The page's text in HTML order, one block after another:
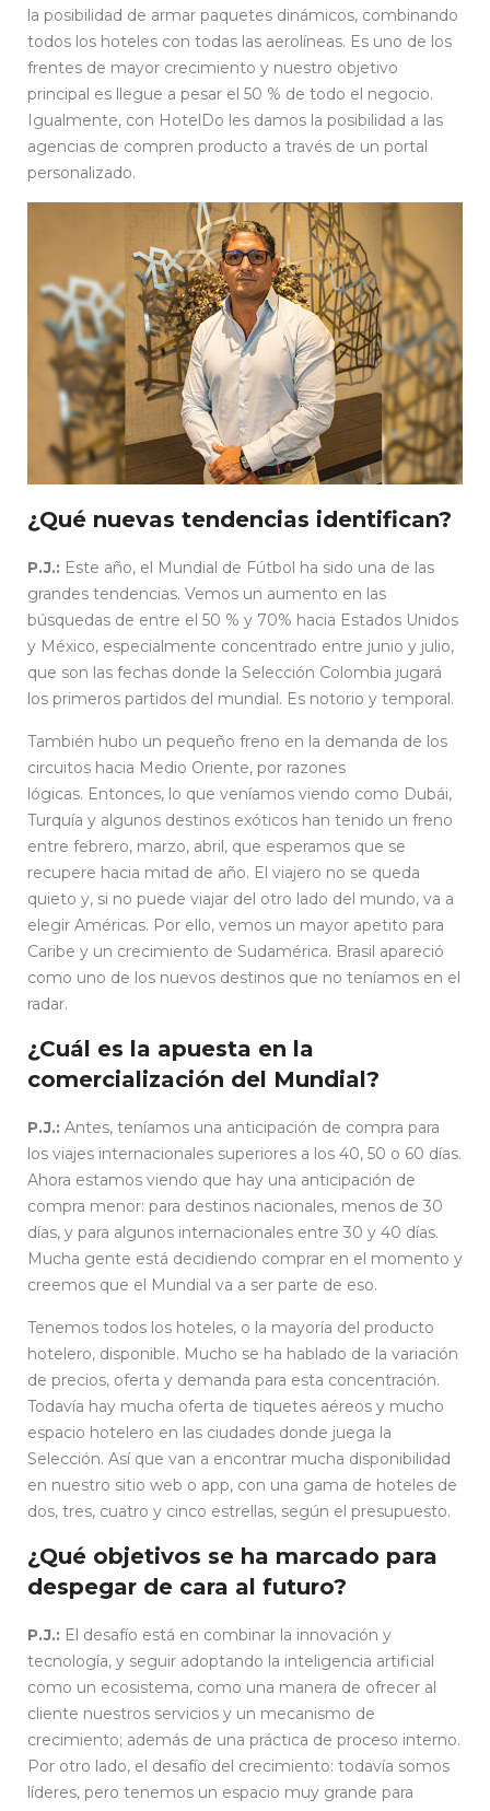
la posibilidad de armar paquetes dinámicos, combinando
todos los hoteles con todas las aerolíneas. Es uno de los
frentes de mayor crecimiento y nuestro objetivo
principal es llegue a pesar el 50 % de todo el negocio.
Igualmente, con HotelDo les damos la posibilidad a las
agencias de compren producto a través de un portal
personalizado.
¿Qué nuevas tendencias identifican?
P.J.: Este año, el Mundial de Fútbol ha sido una de las
grandes tendencias. Vemos un aumento en las
búsquedas de entre el 50 % y 70% hacia Estados Unidos
y México, especialmente concentrado entre junio y julio,
que son las fechas donde la Selección Colombia jugará
los primeros partidos del mundial. Es notorio y temporal.
También hubo un pequeño freno en la demanda de los
circuitos hacia Medio Oriente, por razones
lógicas. Entonces, lo que veníamos viendo como Dubái,
Turquía y algunos destinos exóticos han tenido un freno
entre febrero, marzo, abril, que esperamos que se
recupere hacia mitad de año. El viajero no se queda
quieto y, si no puede viajar del otro lado del mundo, va a
elegir Américas. Por ello, vemos un mayor apetito para
Caribe y un crecimiento de Sudamérica. Brasil apareció
como uno de los nuevos destinos que no teníamos en el
radar.
¿Cuál es la apuesta en la
comercialización del Mundial?
P.J.: Antes, teníamos una anticipación de compra para
los viajes internacionales superiores a los 40, 50 o 60 días.
Ahora estamos viendo que hay una anticipación de
compra menor: para destinos nacionales, menos de 30
días, y para algunos internacionales entre 30 y 40 días.
Mucha gente está decidiendo comprar en el momento y
creemos que el Mundial va a ser parte de eso.
Tenemos todos los hoteles, o la mayoría del producto
hotelero, disponible. Mucho se ha hablado de la variación
de precios, oferta y demanda para esta concentración.
Todavía hay mucha oferta de tiquetes aéreos y mucho
espacio hotelero en las ciudades donde juega la
Selección. Así que van a encontrar mucha disponibilidad
en nuestro sitio web o app, con una gama de hoteles de
dos, tres, cuatro y cinco estrellas, según el presupuesto.
¿Qué objetivos se ha marcado para
despegar de cara al futuro?
P.J.: El desafío está en combinar la innovación y
tecnología, y seguir adoptando la inteligencia artificial
como un ecosistema, como una manera de ofrecer al
cliente nuestros servicios y un mecanismo de
crecimiento; además de una práctica de proceso interno.
Por otro lado, el desafío del crecimiento: todavía somos
líderes, pero tenemos un espacio muy grande para